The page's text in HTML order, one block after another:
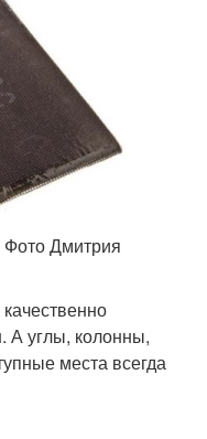
Дмитрия
А углы, колонны,
места всегда